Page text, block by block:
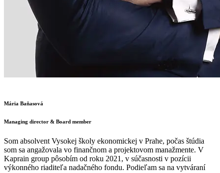
Mária Baňasová
Managing director & Board member
Som absolvent Vysokej školy ekonomickej v Prahe, počas štúdia
som sa angažovala vo finančnom a projektovom manažmente. V
Kaprain group pôsobím od roku 2021, v súčasnosti v pozícii
výkonného riaditeľa nadačného fondu. Podieľam sa na vytváraní